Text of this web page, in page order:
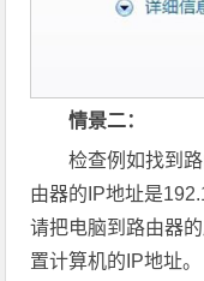
情景二：
检查例如找到
由器的IP地址是
请把电脑到路由器
置计算机的IP地址。